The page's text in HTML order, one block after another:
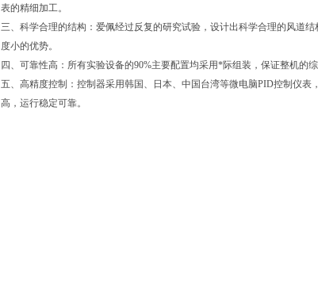
表的精细加工。
三、科学合理的结构：爱佩经过反复的研究试验，设计出科学合理的风道
度小的优势。
四、可靠性高：所有实验设备的90%主要配置均采用*际组装，保证整机的
五、高精度控制：控制器采用韩国、日本、中国台湾等微电脑PID控制仪
高，运行稳定可靠。